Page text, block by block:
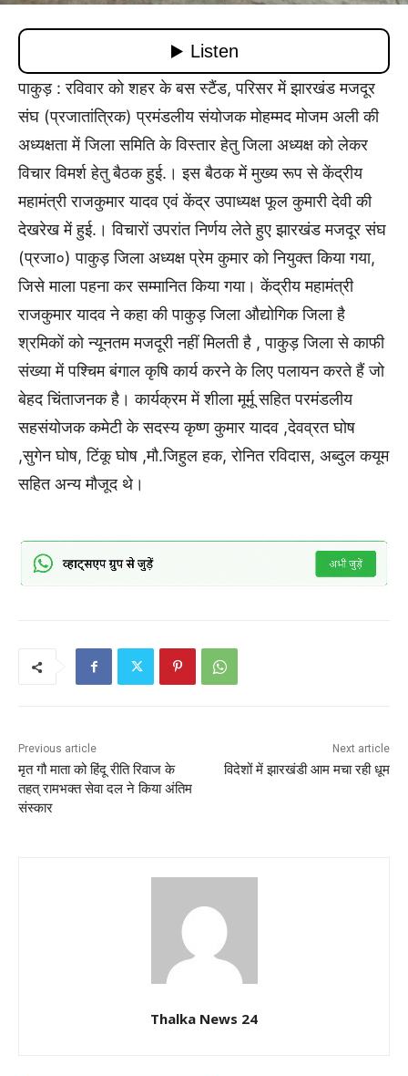
पाकुड़ : रविवार को शहर के बस स्टैंड, परिसर में झारखंड मजदूर
संघ (प्रजातांत्रिक) प्रमंडलीय संयोजक मोहम्मद मोजम अली की
अध्यक्षता में जिला समिति के विस्तार हेतु जिला अध्यक्ष को लेकर
विचार विमर्श हेतु बैठक हुई.। इस बैठक में मुख्य रूप से केंद्रीय
महामंत्री राजकुमार यादव एवं केंद्र उपाध्यक्ष फूल कुमारी देवी की
देखरेख में हुई.। विचारों उपरांत निर्णय लेते हुए झारखंड मजदूर संघ
(प्रजा०) पाकुड़ जिला अध्यक्ष प्रेम कुमार को नियुक्त किया गया,
जिसे माला पहना कर सम्मानित किया गया। केंद्रीय महामंत्री
राजकुमार यादव ने कहा की पाकुड़ जिला औद्योगिक जिला है
श्रमिकों को न्यूनतम मजदूरी नहीं मिलती है , पाकुड़ जिला से काफी
संख्या में पश्चिम बंगाल कृषि कार्य करने के लिए पलायन करते हैं जो
बेहद चिंताजनक है। कार्यक्रम में शीला मूर्मू सहित परमंडलीय
सहसंयोजक कमेटी के सदस्य कृष्ण कुमार यादव ,देवव्रत घोष
,सुगेन घोष, टिंकू घोष ,मौ.जिहुल हक, रोनित रविदास, अब्दुल कयूम
सहित अन्य मौजूद थे।
Previous article
मृत गौ माता को हिंदू रीति रिवाज के
तहत् रामभक्त सेवा दल ने किया अंतिम
संस्कार
Next article
विदेशों में झारखंडी आम मचा रही धूम
Thalka News 24